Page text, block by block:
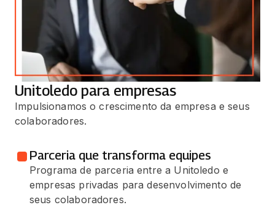
Unitoledo para empresas
Impulsionamos o crescimento da empresa e seus
colaboradores.
Parceria que transforma equipes
Programa de parceria entre a Unitoledo e
empresas privadas para desenvolvimento de
seus colaboradores.